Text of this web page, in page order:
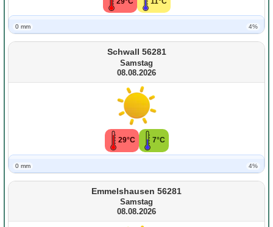
0 mm 4%
Schwall 56281
Samstag
08.08.2026
29°C 7°C
0 mm 4%
Emmelshausen 56281
Samstag
08.08.2026